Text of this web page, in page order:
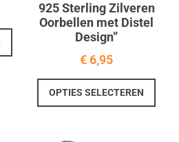
Dit
meerdere
variaties.
925 Sterling Zilveren
Oorbellen met Distel
Design”
€6,95
OPTIES SELECTEREN
Dit